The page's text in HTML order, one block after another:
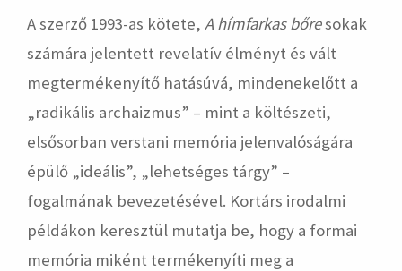
A szerző 1993-as kötete, A hímfarkas bőresokak
számára jelentett revelatív élményt és vált
megtermékenyítő hatásúvá, mindenekelőtt a
„radikális archaizmus” – mint a költészeti,
elsősorban verstani memória jelenvalóságára
épülő „ideális”, „lehetséges tárgy” –
fogalmának bevezetésével. Kortárs irodalmi
példákon keresztül mutatja be, hogy a formai
memória miként termékenyíti meg a